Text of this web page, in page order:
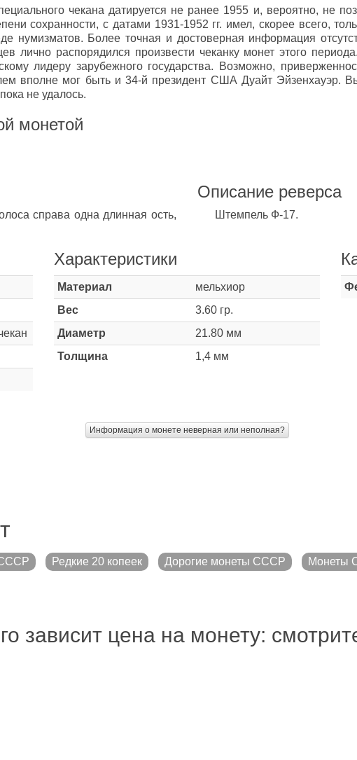
чекана датируется не ранее 1955 и, вероятно, не
сохранности, с датами 1931-1952 гг. имел, скорее всего,
нумизматов. Более точная и достоверная информация
лично распорядился произвести чеканку монет этого
лидеру зарубежного государства. Возможно,
вполне мог быть и 34-й президент США Дуайт Эйзенхауэр.
не удалось.
монетой
справа одна длинная ость,
Описание реверса
Штемпель Ф-17.
Характеристики
Материал
мельхиор
Вес
3.60 гр.
Диаметр
21.80 мм
Толщина
1,4 мм
Информация о монете неверная или неполная?
СССР Редкие 20 копеек Дорогие монеты СССР Монеты
зависит цена на монету: